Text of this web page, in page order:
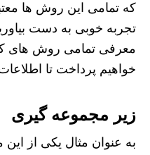
که تمامی این روش ها
تجربه خوبی به دست
معرفی تمامی روش های
خواهیم پرداخت تا
زیر مجموعه گیری
به عنوان مثال یکی از